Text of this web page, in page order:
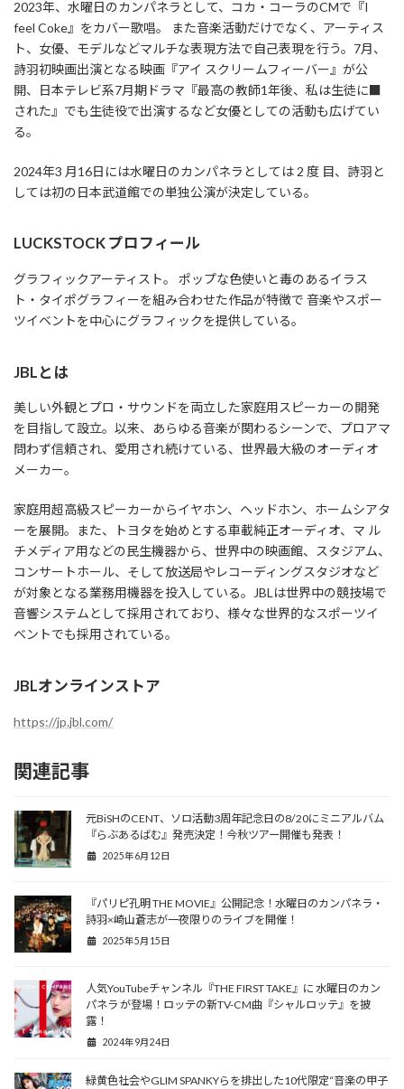
2023年、水曜日のカンパネラとして、コカ・コーラのCMで『I
feel Coke』をカバー歌唱。 また音楽活動だけでなく、アーティス
ト、女優、モデルなどマルチな表現方法で自己表現を行う。7月、
詩羽初映画出演となる映画『アイ スクリームフィーバー』が公
開、日本テレビ系7月期ドラマ『最高の教師1年後、私は生徒に■
された』でも生徒役で出演するなど女優としての活動も広げてい
る。
2024年3 月16日には水曜日のカンパネラとしては 2 度 目、詩羽と
しては初の日本武道館での単独公演が決定している。
LUCKSTOCK プロフィール
グラフィックアーティスト。 ポップな色使いと毒のあるイラス
ト・タイポグラフィーを組み合わせた作品が特徴で 音楽やスポー
ツイベントを中心にグラフィックを提供している。
JBLとは
美しい外観とプロ・サウンドを両立した家庭用スピーカーの開発
を目指して設立。以来、あらゆる音楽が関わるシーンで、プロアマ
問わず信頼され、愛用され続けている、世界最大級のオーディオ
メーカー。
家庭用超高級スピーカーからイヤホン、ヘッドホン、ホームシアタ
ーを展開。また、トヨタを始めとする車載純正オーディオ、マ ル
チメディア用などの民生機器から、世界中の映画館、スタジアム、
コンサートホール、そして放送局やレコーディングスタジオなど
が対象となる業務用機器を投入している。JBLは世界中の競技場で
音響システムとして採用されており、様々な世界的なスポーツイ
ベントでも採用されている。
JBLオンラインストア
https://jp.jbl.com/
関連記事
元BiSHのCENT、ソロ活動3周年記念日の8/20にミニアルバム
『らぶあるばむ』発売決定！今秋ツアー開催も発表！
2025年6月12日
『パリピ孔明 THE MOVIE』公開記念！水曜日のカンパネラ・
詩羽×崎山蒼志が一夜限りのライブを開催！
2025年5月15日
人気YouTubeチャンネル『THE FIRST TAKE』に 水曜日のカン
パネラ が登場！ロッテの新TV-CM曲『シャルロッテ』を披
露！
2024年9月24日
緑黄色社会やGLIM SPANKYらを排出した10代限定“音楽の甲子